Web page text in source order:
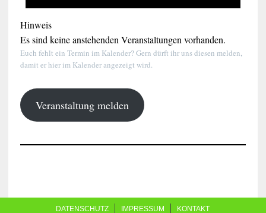
Hinweis
Es sind keine anstehenden Veranstaltungen vorhanden.
Euch fehlt ein Termin im Kalender? Gern dürft ihr uns diesen melden,
damit er hier im Kalender angezeigt wird.
Veranstaltung melden
DATENSCHUTZ IMPRESSUM KONTAKT